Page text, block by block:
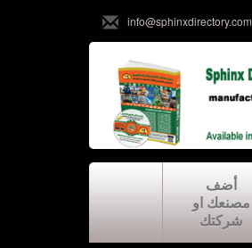
info@sphinxdirectory.com
أضف
مصنعك او
شركتك